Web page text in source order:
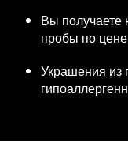
Вы получаете
пробы по
Украшения из